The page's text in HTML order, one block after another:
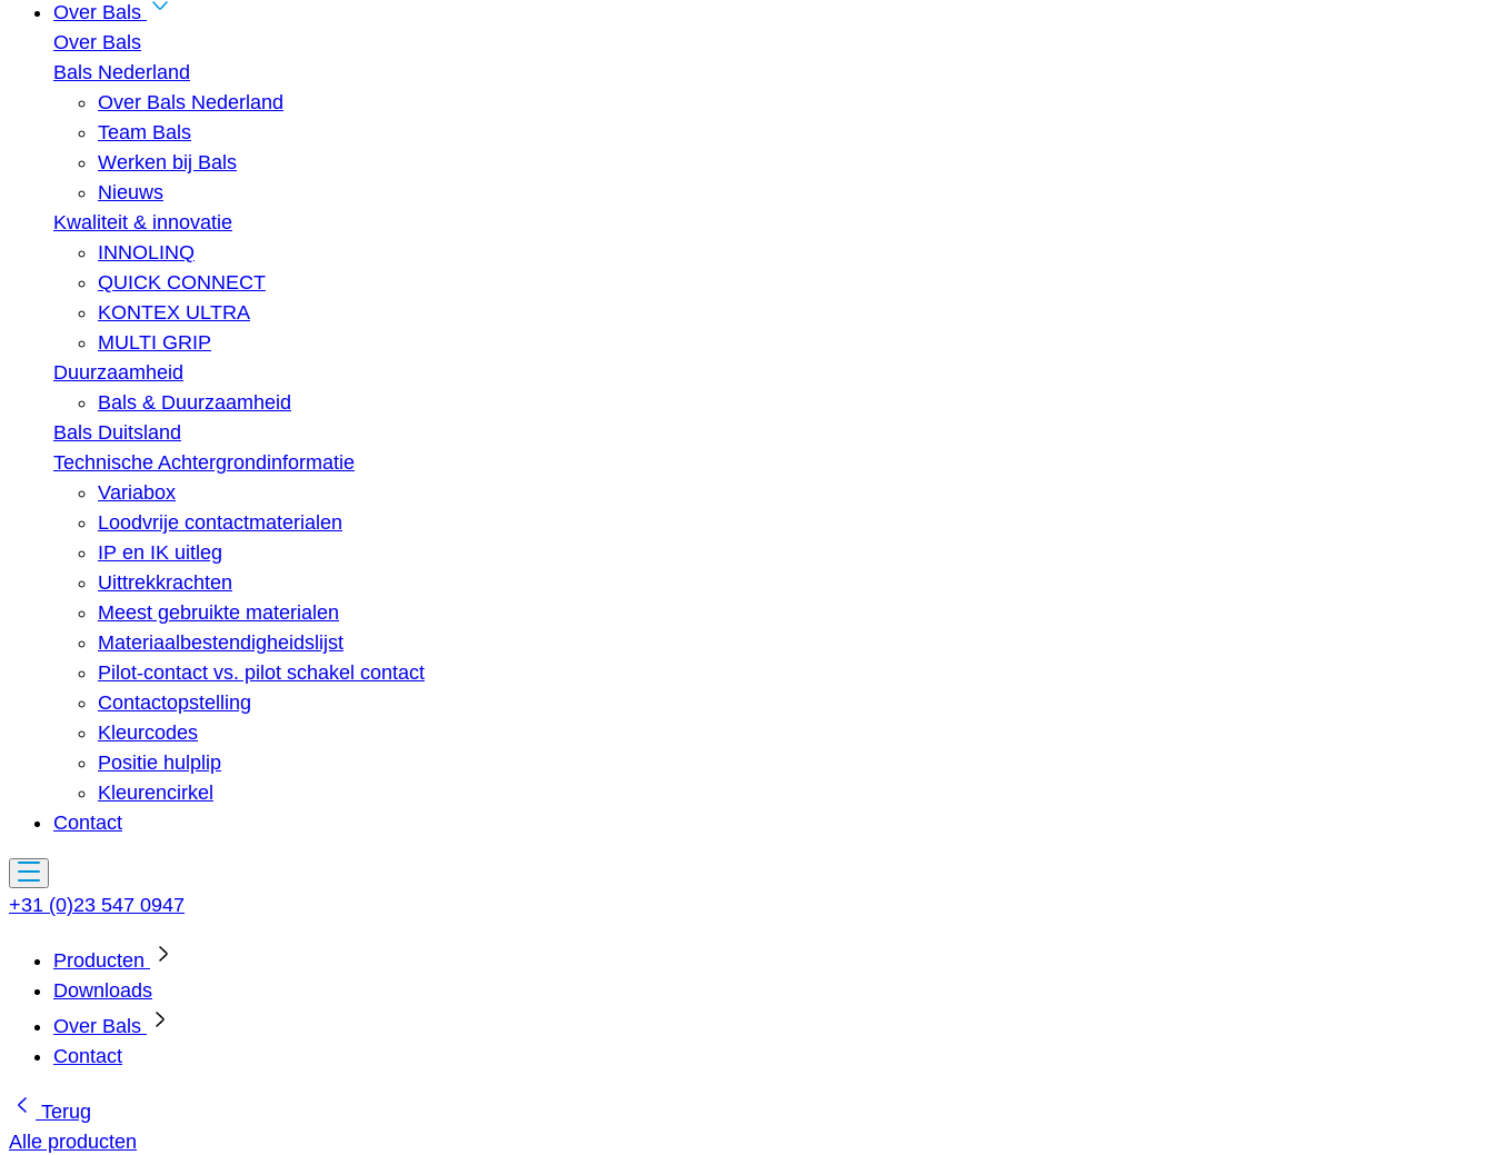
Over Bals
Over Bals
Bals Nederland
Over Bals Nederland
Team Bals
Werken bij Bals
Nieuws
Kwaliteit & innovatie
INNOLINQ
QUICK CONNECT
KONTEX ULTRA
MULTI GRIP
Duurzaamheid
Bals & Duurzaamheid
Bals Duitsland
Technische Achtergrondinformatie
Variabox
Loodvrije contactmaterialen
IP en IK uitleg
Uittrekkrachten
Meest gebruikte materialen
Materiaalbestendigheidslijst
Pilot-contact vs. pilot schakel contact
Contactopstelling
Kleurcodes
Positie hulplip
Kleurencirkel
Contact
+31 (0)23 547 0947
Producten
Downloads
Over Bals
Contact
Terug
Alle producten